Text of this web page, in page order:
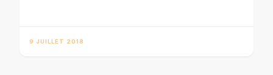
9 JUILLET 2018